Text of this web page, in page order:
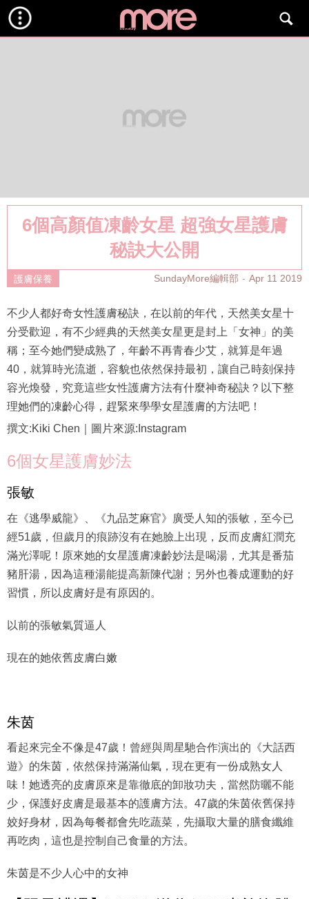
6個高顏值凍齡女星 超強女星護膚
秘訣大公開
護膚保養 SundayMore編輯部 Apr 11 2019
不少人都好奇女性護膚秘訣，在以前的年代，天然美女星十
分受歡迎，有不少經典的天然美女星更是封上「女神」的美
稱；至今她們變成熟了，年齡不再青春少艾，就算是年過
40，就算時光流逝，容貌也依然保持最初，讓自己時刻保持
容光煥發，究竟這些女性護膚方法有什麼神奇秘訣？以下整
理她們的凍齡心得，趕緊來學學女星護膚的方法吧！
撰文:Kiki Chen｜圖片來源:Instagram
6個女星護膚妙法
張敏
在《逃學威龍》、《九品芝麻官》廣受人知的張敏，至今已
經51歲，但歲月的痕跡沒有在她臉上出現，反而皮膚紅潤充
滿光澤呢！原來她的女星護膚凍齡妙法是喝湯，尤其是番茄
豬肝湯，因為這種湯能提高新陳代謝；另外也養成運動的好
習慣，所以皮膚好是有原因的。
以前的張敏氣質逼人
現在的她依舊皮膚白嫩
朱茵
看起來完全不像是47歲！曾經與周星馳合作演出的《大話西
遊》的朱茵，依然保持滿滿仙氣，現在更有一份成熟女人
味！她透亮的皮膚原來是靠徹底的卸妝功夫，當然防曬不能
少，保護好皮膚是最基本的護膚方法。47歲的朱茵依舊保持
姣好身材，因為每餐都會先吃蔬菜，先攝取大量的膳食纖維
再吃肉，這也是控制自己食量的方法。
朱茵是不少人心中的女神